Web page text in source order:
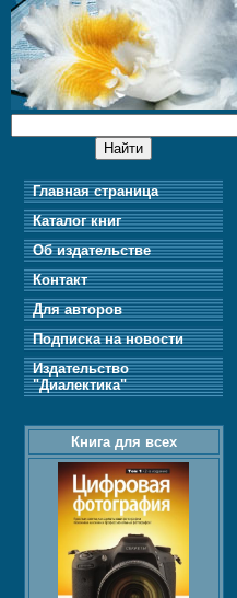
Главная страница
Каталог книг
Об издательстве
Контакт
Для авторов
Подписка на новости
Издательство
"Диалектика"
Книга для всех